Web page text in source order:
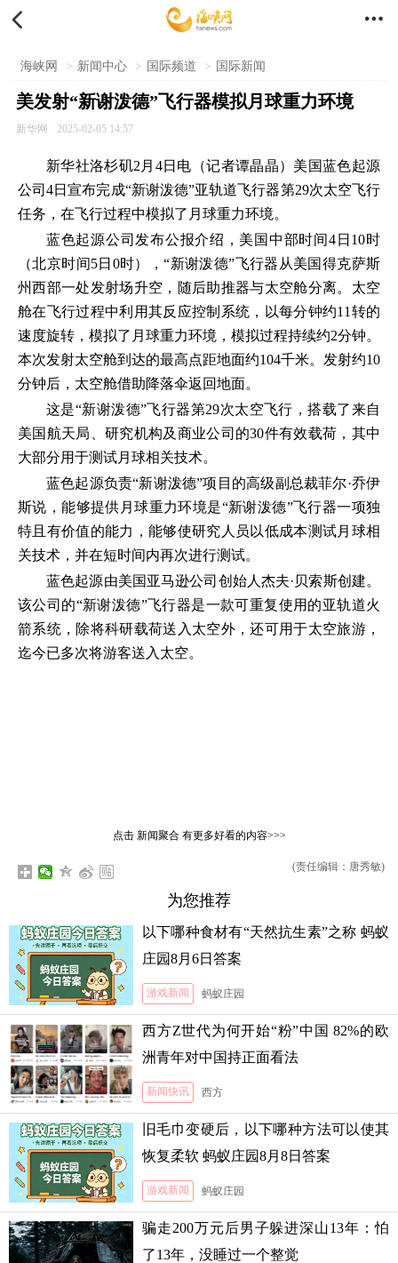
 
海峡网 > 新闻中心 > 国际频道 > 国际新闻
美发射“新谢泼德”飞行器模拟月球重力环境
新华网 2025-02-05 14:57
新华社洛杉矶2月4日电（记者谭晶晶）美国蓝色起源
公司4日宣布完成“新谢泼德”亚轨道飞行器第29次太空飞行
任务，在飞行过程中模拟了月球重力环境。
蓝色起源公司发布公报介绍，美国中部时间4日10时
（北京时间5日0时），“新谢泼德”飞行器从美国得克萨斯
州西部一处发射场升空，随后助推器与太空舱分离。太空
舱在飞行过程中利用其反应控制系统，以每分钟约11转的
速度旋转，模拟了月球重力环境，模拟过程持续约2分钟。
本次发射太空舱到达的最高点距地面约104千米。发射约10
分钟后，太空舱借助降落伞返回地面。
这是“新谢泼德”飞行器第29次太空飞行，搭载了来自
美国航天局、研究机构及商业公司的30件有效载荷，其中
大部分用于测试月球相关技术。
蓝色起源负责“新谢泼德”项目的高级副总裁菲尔·乔伊
斯说，能够提供月球重力环境是“新谢泼德”飞行器一项独
特且有价值的能力，能够使研究人员以低成本测试月球相
关技术，并在短时间内再次进行测试。
蓝色起源由美国亚马逊公司创始人杰夫·贝索斯创建。
该公司的“新谢泼德”飞行器是一款可重复使用的亚轨道火
箭系统，除将科研载荷送入太空外，还可用于太空旅游，
迄今已多次将游客送入太空。
点击 新闻聚合有更多好看的内容>>>
(责任编辑：唐秀敏)
为您推荐
以下哪种食材有“天然抗生素”之称 蚂蚁
庄园8月6日答案
游戏新闻 蚂蚁庄园
西方Z世代为何开始“粉”中国 82%的欧
洲青年对中国持正面看法
新闻快讯 西方
旧毛巾变硬后，以下哪种方法可以使其
恢复柔软 蚂蚁庄园8月8日答案
游戏新闻 蚂蚁庄园
骗走200万元后男子躲进深山13年：怕
了13年，没睡过一个整觉